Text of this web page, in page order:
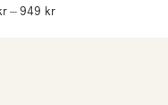
–949 krPrisintervall: